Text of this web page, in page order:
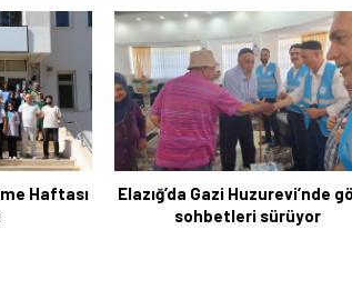
Tercüman bulamadığı için Türkçe
Haftası
Elazığ’da Gazi Huzurevi’nde
sohbetleri sürüyor